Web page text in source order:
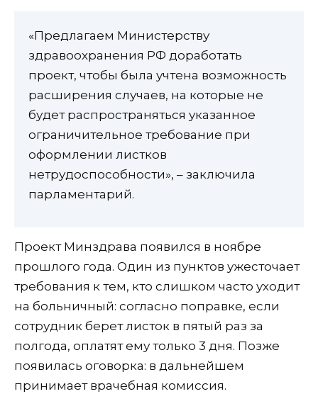
«Предлагаем Министерству
здравоохранения РФ доработать
проект, чтобы была учтена возможность
расширения случаев, на которые не
будет распространяться указанное
ограничительное требование при
оформлении листков
нетрудоспособности», – заключила
парламентарий.
Проект Минздрава появился в ноябре
прошлого года. Один из пунктов ужесточает
требования к тем, кто слишком часто уходит
на больничный: согласно поправке, если
сотрудник берет листок в пятый раз за
полгода, оплатят ему только 3 дня. Позже
появилась оговорка: в дальнейшем
принимает врачебная комиссия.